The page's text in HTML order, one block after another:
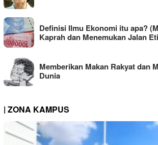
Definisi Ilmu Ekonomi itu apa?
Kaprah dan Menemukan Jalan
Memberikan Makan Rakyat dan
Dunia
| ZONA KAMPUS